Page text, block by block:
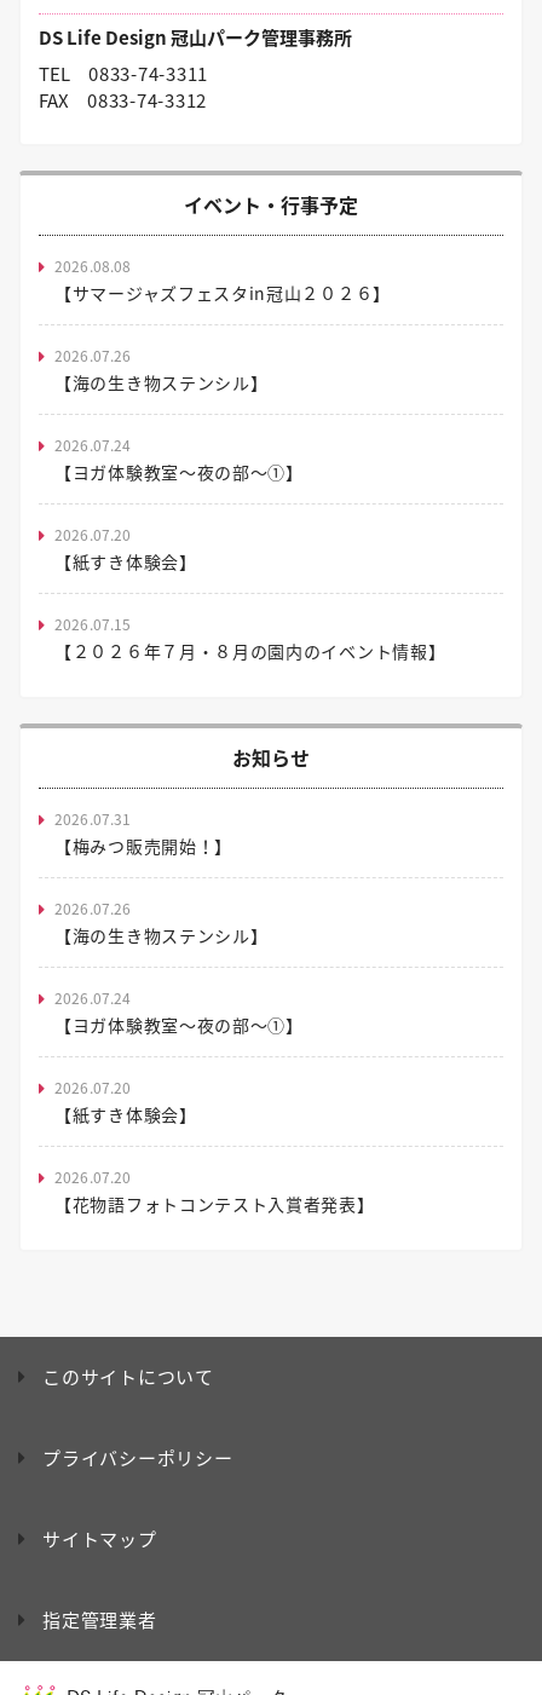
DS Life Design 冠山パーク管理事務所
TEL 0833-74-3311
FAX 0833-74-3312
イベント・行事予定
2026.08.08
【サマージャズフェスタin冠山２０２６】
2026.07.26
【海の生き物ステンシル】
2026.07.24
【ヨガ体験教室～夜の部～①】
2026.07.20
【紙すき体験会】
2026.07.15
【２０２６年７月・８月の園内のイベント情報】
お知らせ
2026.07.31
【梅みつ販売開始！】
2026.07.26
【海の生き物ステンシル】
2026.07.24
【ヨガ体験教室～夜の部～①】
2026.07.20
【紙すき体験会】
2026.07.20
【花物語フォトコンテスト入賞者発表】
このサイトについて
プライバシーポリシー
サイトマップ
指定管理業者